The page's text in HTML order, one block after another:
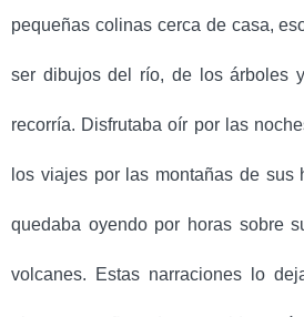
pequeñas colinas cerca de casa,
ser dibujos del río, de los árboles
recorría. Disfrutaba oír por las
los viajes por las montañas de sus
quedaba oyendo por horas sobre
volcanes. Estas narraciones lo